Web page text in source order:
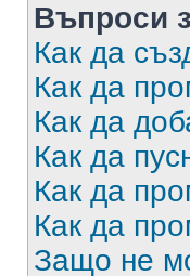
Въпроси
Как да
Как да
Как да
Как да
Как да
Как да
Защо не